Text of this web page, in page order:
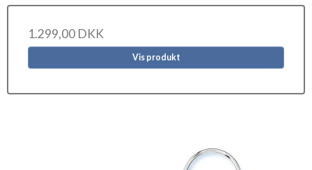
1.299,00 DKK
Vis produkt